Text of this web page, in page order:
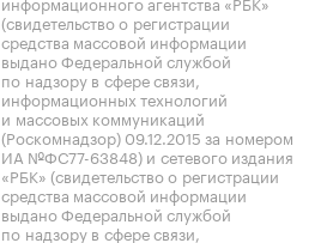
(свидетельство о регистрации
средства массовой информации
выдано Федеральной службой
по надзору в сфере связи,
информационных технологий
и массовых коммуникаций
(Роскомнадзор) 09.12.2015 за номером
ИА №ФС77-63848) и сетевого издания
«РБК» (свидетельство о регистрации
средства массовой информации
выдано Федеральной службой
по надзору в сфере связи,